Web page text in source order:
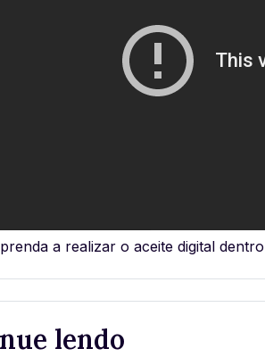
a realizar o aceite digital
lendo